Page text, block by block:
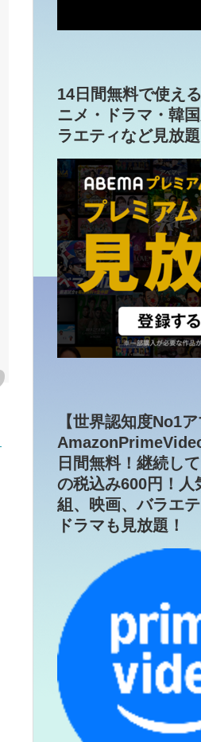
14日間無料で使え
ニメ・ドラマ・韓
ラエティなど見放題
【世界認知度No1ア
日間無料！継続し
の税込み600円！人
組、映画、バラエテ
ドラマも見放題！